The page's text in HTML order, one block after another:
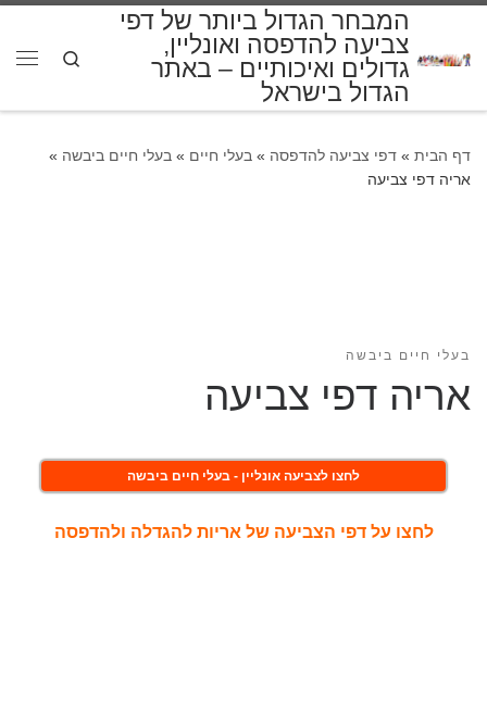
המבחר הגדול ביותר של דפי
צביעה להדפסה ואונליין,
גדולים ואיכותיים – באתר
הגדול בישראל
Search
דף הבית » דפי צביעה להדפסה » בעלי חיים » בעלי חיים ביבשה »
אריה דפי צביעה
בעלי חיים ביבשה
אריה דפי צביעה
לחצו לצביעה אונליין - בעלי חיים ביבשה
לחצו על דפי הצביעה של אריות להגדלה ולהדפסה